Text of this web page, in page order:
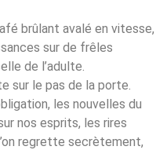
brûlant avalé en vitesse,
sur de frêles
de l’adulte.
sur le pas de la porte.
les nouvelles du
nos esprits, les rires
regrette secrètement,